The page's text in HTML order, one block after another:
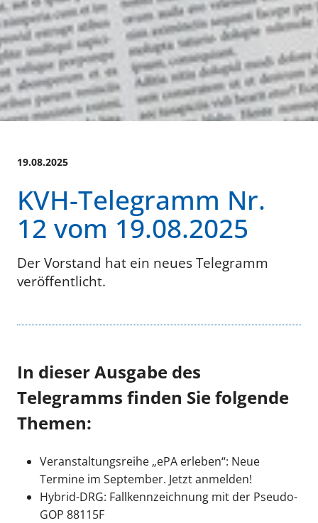
19.08.2025
KVH-Telegramm Nr.
12 vom 19.08.2025
Der Vorstand hat ein neues Telegramm
veröffentlicht.
In dieser Ausgabe des
Telegramms finden Sie folgende
Themen:
Veranstaltungsreihe „ePA erleben“: Neue
Termine im September. Jetzt anmelden!
Hybrid-DRG: Fallkennzeichnung mit der Pseudo-
GOP 88115F